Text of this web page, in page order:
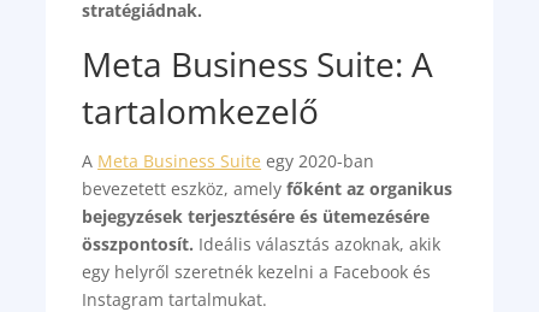
stratégiádnak.
Meta Business Suite: A
tartalomkezelő
A Meta Business Suite egy 2020-ban
bevezetett eszköz, amelyfőként az organikus
bejegyzések terjesztésére és ütemezésére
összpontosít. Ideális választás azoknak, akik
egy helyről szeretnék kezelni a Facebook és
Instagram tartalmukat.